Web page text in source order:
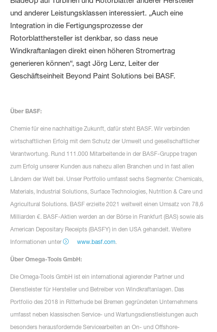
und anderer Leistungsklassen interessiert. „Auch eine
Integration in die Fertigungsprozesse der
Rotorblatthersteller ist denkbar, so dass neue
Windkraftanlagen direkt einen höheren Stromertrag
generieren können“, sagt Jörg Lenz, Leiter der
Geschäftseinheit Beyond Paint Solutions bei BASF.
Über BASF:
Chemie für eine nachhaltige Zukunft, dafür steht BASF. Wir verbinden
wirtschaftlichen Erfolg mit dem Schutz der Umwelt und gesellschaftlicher
Verantwortung. Rund 111.000 Mitarbeitende in der BASF-Gruppe tragen
zum Erfolg unserer Kunden aus nahezu allen Branchen und in fast allen
Ländern der Welt bei. Unser Portfolio umfasst sechs Segmente: Chemicals,
Materials, Industrial Solutions, Surface Technologies, Nutrition & Care und
Agricultural Solutions. BASF erzielte 2021 weltweit einen Umsatz von 78,6
Milliarden €. BASF-Aktien werden an der Börse in Frankfurt (BAS) sowie als
American Depositary Receipts (BASFY) in den USA gehandelt. Weitere
Informationen unter
www.basf.com.
Über Omega-Tools GmbH:
Die Omega-Tools GmbH ist ein international agierender Partner und
Dienstleister für Hersteller und Betreiber von Windkraftanlagen. Das
Portfolio des 2018 in Ritterhude bei Bremen gegründeten Unternehmens
umfasst neben klassischen Service- und Wartungsdienstleistungen auch
besonders herausfordernde Servicearbeiten an On- und Offshore-